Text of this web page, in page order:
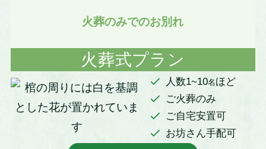
火葬のみでのお別れ
火葬式プラン
人数1~10名 ほど
ご火葬のみ
ご自宅安置可
お坊さん手配可